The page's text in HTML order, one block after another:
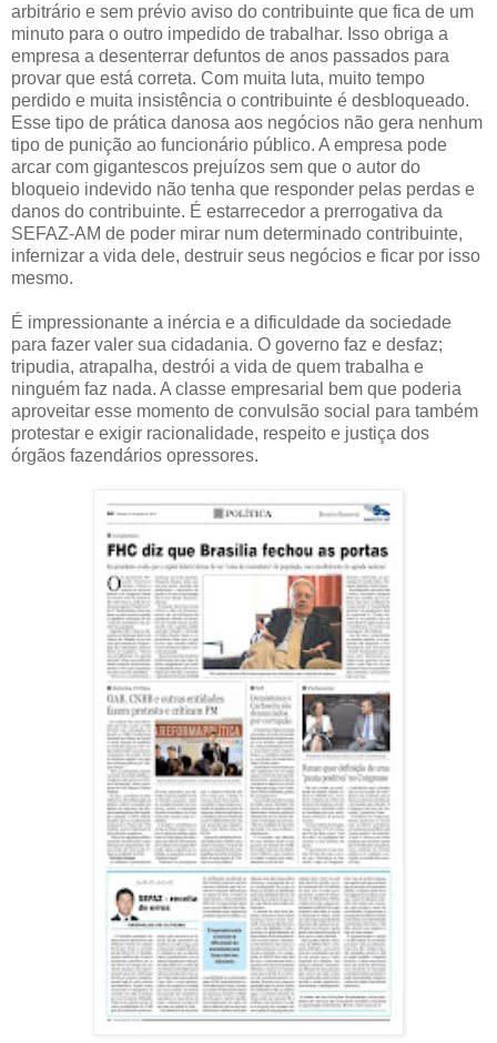
arbitrário e sem prévio aviso do contribuinte que fica de um
minuto para o outro impedido de trabalhar. Isso obriga a
empresa a desenterrar defuntos de anos passados para
provar que está correta. Com muita luta, muito tempo
perdido e muita insistência o contribuinte é desbloqueado.
Esse tipo de prática danosa aos negócios não gera nenhum
tipo de punição ao funcionário público. A empresa pode
arcar com gigantescos prejuízos sem que o autor do
bloqueio indevido não tenha que responder pelas perdas e
danos do contribuinte. É estarrecedor a prerrogativa da
SEFAZ-AM de poder mirar num determinado contribuinte,
infernizar a vida dele, destruir seus negócios e ficar por isso
mesmo.
É impressionante a inércia e a dificuldade da sociedade
para fazer valer sua cidadania. O governo faz e desfaz;
tripudia, atrapalha, destrói a vida de quem trabalha e
ninguém faz nada. A classe empresarial bem que poderia
aproveitar esse momento de convulsão social para também
protestar e exigir racionalidade, respeito e justiça dos
órgãos fazendários opressores.